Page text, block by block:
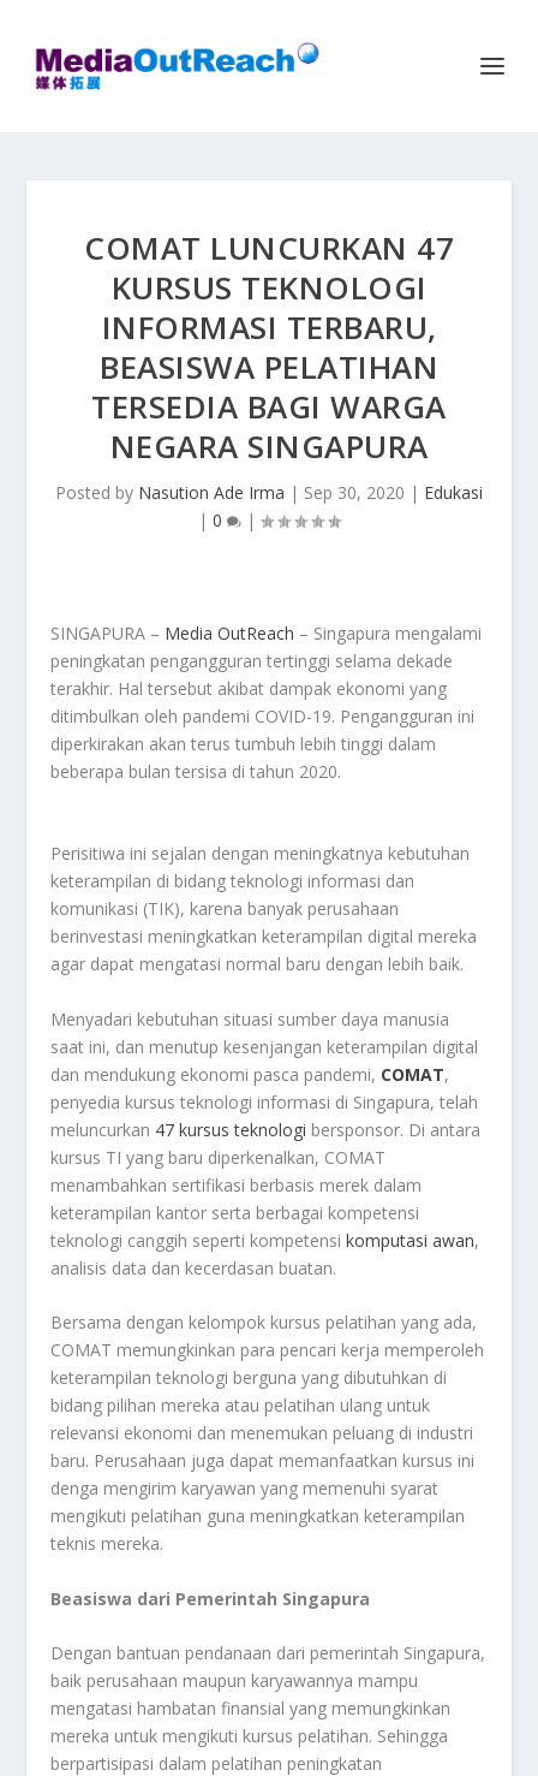
COMAT LUNCURKAN 47
KURSUS TEKNOLOGI
INFORMASI TERBARU,
BEASISWA PELATIHAN
TERSEDIA BAGI WARGA
NEGARA SINGAPURA
Posted by Nasution Ade Irma | Sep 30, 2020 | Edukasi
| 0 |
SINGAPURA – Media OutReach – Singapura mengalami
peningkatan pengangguran tertinggi selama dekade
terakhir. Hal tersebut akibat dampak ekonomi yang
ditimbulkan oleh pandemi COVID-19. Pengangguran ini
diperkirakan akan terus tumbuh lebih tinggi dalam
beberapa bulan tersisa di tahun 2020.
Perisitiwa ini sejalan dengan meningkatnya kebutuhan
keterampilan di bidang teknologi informasi dan
komunikasi (TIK), karena banyak perusahaan
berinvestasi meningkatkan keterampilan digital mereka
agar dapat mengatasi normal baru dengan lebih baik.
Menyadari kebutuhan situasi sumber daya manusia
saat ini, dan menutup kesenjangan keterampilan digital
dan mendukung ekonomi pasca pandemi, COMAT,
penyedia kursus teknologi informasi di Singapura, telah
meluncurkan 47 kursus teknologi bersponsor. Di antara
kursus TI yang baru diperkenalkan, COMAT
menambahkan sertifikasi berbasis merek dalam
keterampilan kantor serta berbagai kompetensi
teknologi canggih seperti kompetensikomputasi awan,
analisis data dan kecerdasan buatan.
Bersama dengan kelompok kursus pelatihan yang ada,
COMAT memungkinkan para pencari kerja memperoleh
keterampilan teknologi berguna yang dibutuhkan di
bidang pilihan mereka atau pelatihan ulang untuk
relevansi ekonomi dan menemukan peluang di industri
baru. Perusahaan juga dapat memanfaatkan kursus ini
denga mengirim karyawan yang memenuhi syarat
mengikuti pelatihan guna meningkatkan keterampilan
teknis mereka.
Beasiswa dari Pemerintah Singapura
Dengan bantuan pendanaan dari pemerintah Singapura,
baik perusahaan maupun karyawannya mampu
mengatasi hambatan finansial yang memungkinkan
mereka untuk mengikuti kursus pelatihan. Sehingga
berpartisipasi dalam pelatihan peningkatan